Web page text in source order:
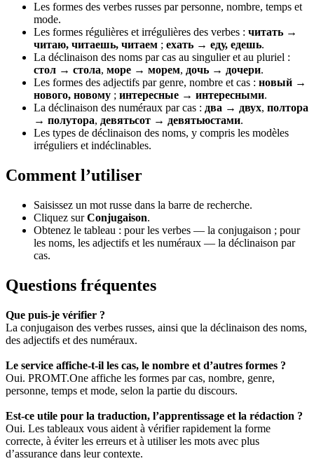
Les formes des verbes russes par personne, nombre, temps et
mode.
Les formes régulières et irrégulières des verbes : читать →
читаю, читаешь, читаем ; ехать → еду, едешь.
La déclinaison des noms par cas au singulier et au pluriel :
стол → стола, море → морем, дочь → дочери.
Les formes des adjectifs par genre, nombre et cas : новый →
нового, новому ; интересные → интересными.
La déclinaison des numéraux par cas : два → двух, полтора
→ полутора, девятьсот → девятьюстами.
Les types de déclinaison des noms, y compris les modèles
irréguliers et indéclinables.
Comment l’utiliser
Saisissez un mot russe dans la barre de recherche.
Cliquez surConjugaison.
Obtenez le tableau : pour les verbes — la conjugaison ; pour
les noms, les adjectifs et les numéraux — la déclinaison par
cas.
Questions fréquentes
Que puis-je vérifier ?
La conjugaison des verbes russes, ainsi que la déclinaison des noms,
des adjectifs et des numéraux.
Le service affiche-t-il les cas, le nombre et d’autres formes ?
Oui. PROMT.One affiche les formes par cas, nombre, genre,
personne, temps et mode, selon la partie du discours.
Est-ce utile pour la traduction, l’apprentissage et la rédaction ?
Oui. Les tableaux vous aident à vérifier rapidement la forme
correcte, à éviter les erreurs et à utiliser les mots avec plus
d’assurance dans leur contexte.